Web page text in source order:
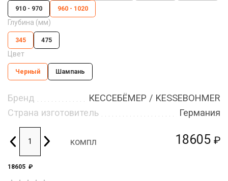
18605 ₽
910 - 970 960 - 1020
Глубина (мм)
345 475
Цвет
Черный Шампань
Бренд
КЕССЕБЁМЕР / KESSEBOHMER
Страна изготовитель
Германия
компл
18605 ₽